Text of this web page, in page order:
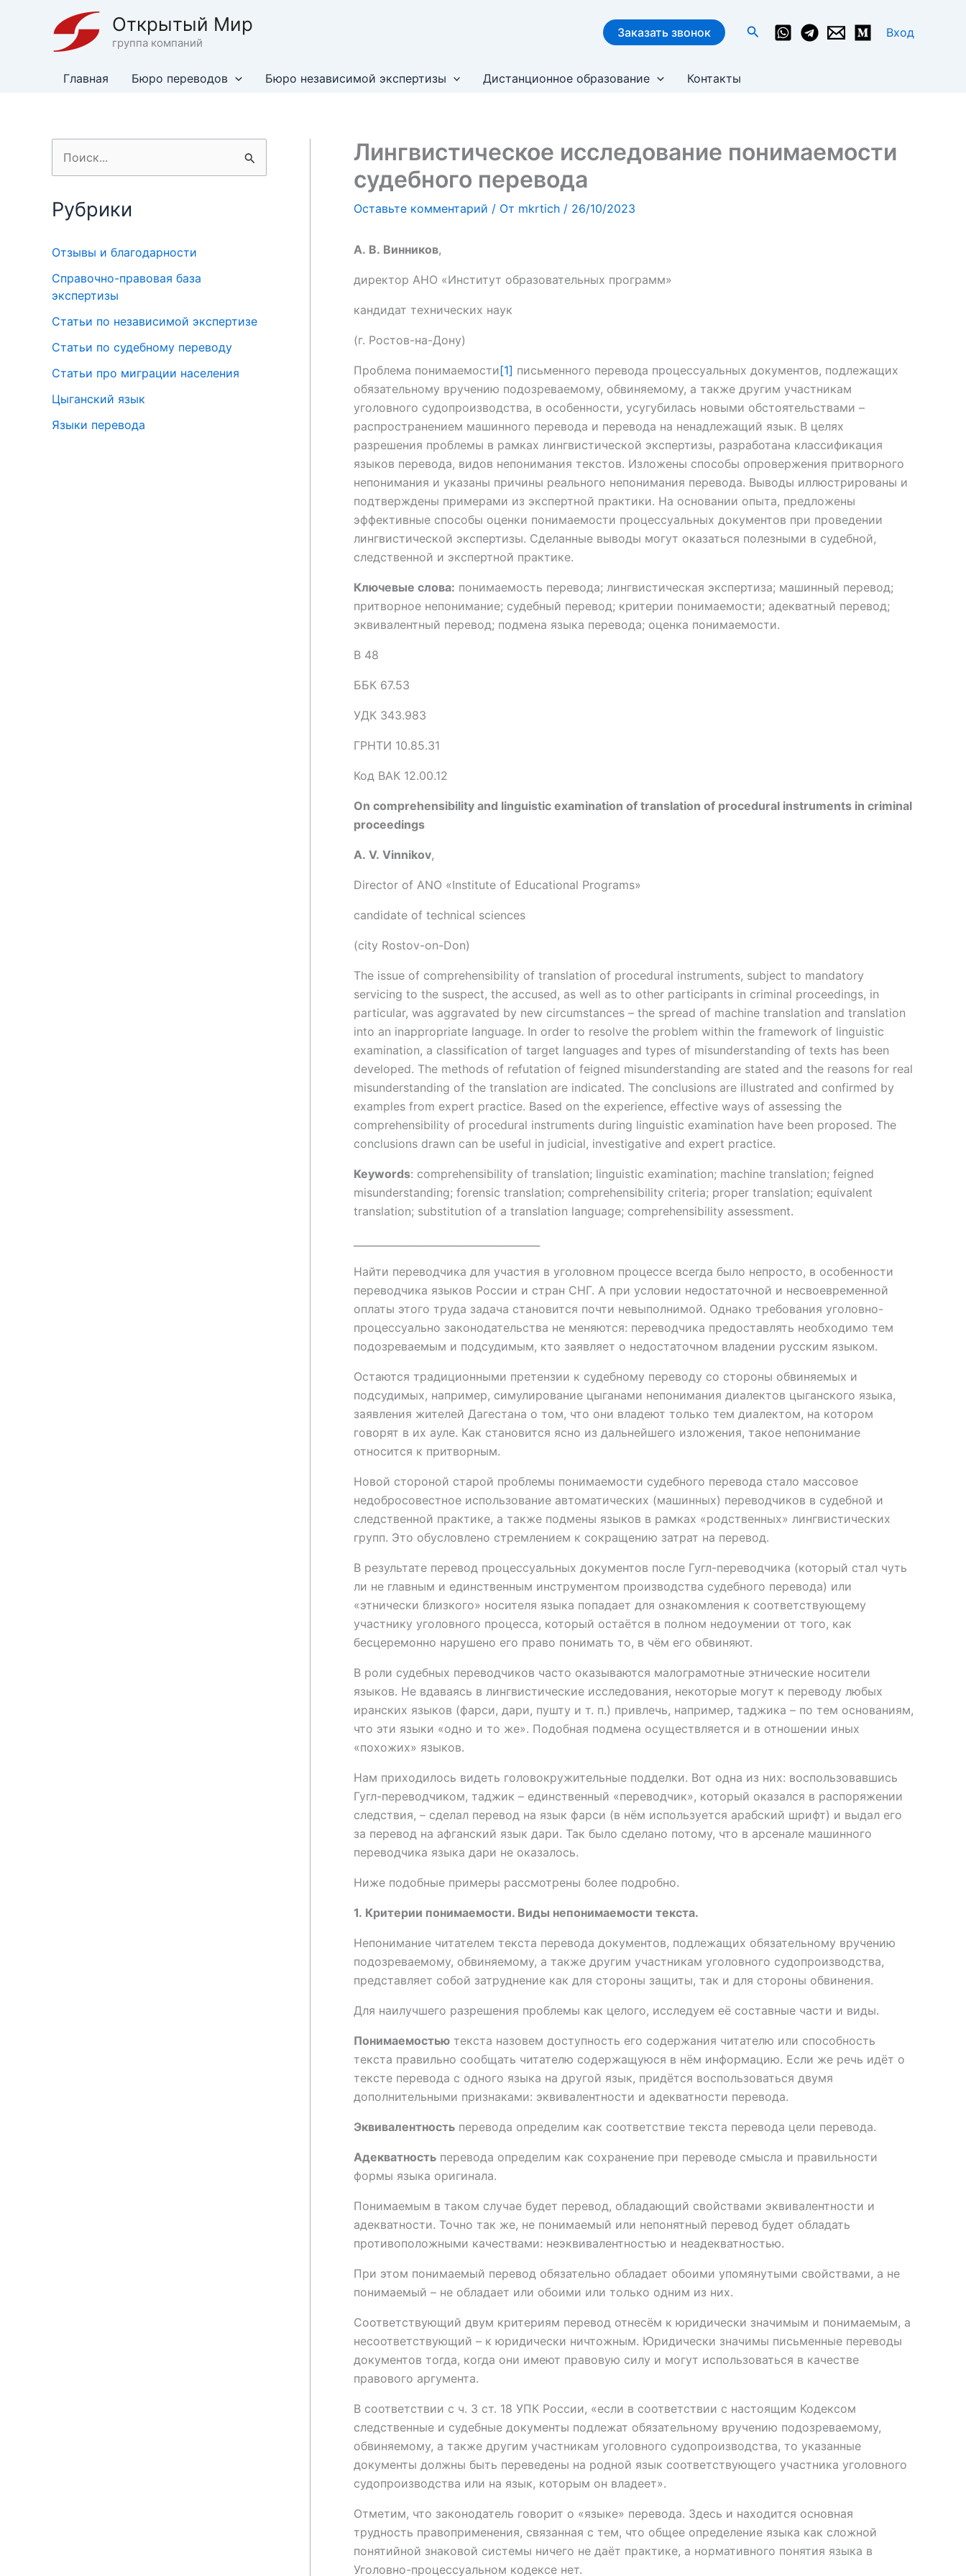
содержимому
Открытый Мир
группа компаний
Заказать звонок Поиск Вход
Главная Бюро переводов Бюро независимой экспертизы Дистанционное образование Контакты
о
сРубрики
Отзывы и благодарности
Справочно-правовая база
экспертизы
Статьи по независимой экспертизе
Статьи по судебному переводу
Статьи про миграции населения
Цыганский язык
Языки перевода
Лингвистическое исследование понимаемости
судебного перевода
Оставьте комментарий / От mkrtich / 26/10/2023
А. В. Винников,
директор АНО «Институт образовательных программ»
кандидат технических наук
(г. Ростов-на-Дону)
Проблема понимаемости[1] письменного перевода процессуальных документов, подлежащих
обязательному вручению подозреваемому, обвиняемому, а также другим участникам
уголовного судопроизводства, в особенности, усугубилась новыми обстоятельствами –
распространением машинного перевода и перевода на ненадлежащий язык. В целях
разрешения проблемы в рамках лингвистической экспертизы, разработана классификация
языков перевода, видов непонимания текстов. Изложены способы опровержения притворного
непонимания и указаны причины реального непонимания перевода. Выводы иллюстрированы и
подтверждены примерами из экспертной практики. На основании опыта, предложены
эффективные способы оценки понимаемости процессуальных документов при проведении
лингвистической экспертизы. Сделанные выводы могут оказаться полезными в судебной,
следственной и экспертной практике.
Ключевые слова: понимаемость перевода; лингвистическая экспертиза; машинный перевод;
притворное непонимание; судебный перевод; критерии понимаемости; адекватный перевод;
эквивалентный перевод; подмена языка перевода; оценка понимаемости.
В 48
ББК 67.53
УДК 343.983
ГРНТИ 10.85.31
Код ВАК 12.00.12
On comprehensibility and linguistic examination of translation of procedural instruments in criminal
proceedings
A. V. Vinnikov,
Director of ANO «Institute of Educational Programs»
candidate of technical sciences
(city Rostov-on-Don)
The issue of comprehensibility of translation of procedural instruments, subject to mandatory
servicing to the suspect, the accused, as well as to other participants in criminal proceedings, in
particular, was aggravated by new circumstances – the spread of machine translation and translation
into an inappropriate language. In order to resolve the problem within the framework of linguistic
examination, a classification of target languages and types of misunderstanding of texts has been
developed. The methods of refutation of feigned misunderstanding are stated and the reasons for real
misunderstanding of the translation are indicated. The conclusions are illustrated and confirmed by
examples from expert practice. Based on the experience, effective ways of assessing the
comprehensibility of procedural instruments during linguistic examination have been proposed. The
conclusions drawn can be useful in judicial, investigative and expert practice.
Keywords: comprehensibility of translation; linguistic examination; machine translation; feigned
misunderstanding; forensic translation; comprehensibility criteria; proper translation; equivalent
translation; substitution of a translation language; comprehensibility assessment.
Найти переводчика для участия в уголовном процессе всегда было непросто, в особенности
переводчика языков России и стран СНГ. А при условии недостаточной и несвоевременной
оплаты этого труда задача становится почти невыполнимой. Однако требования уголовно-
процессуально законодательства не меняются: переводчика предоставлять необходимо тем
подозреваемым и подсудимым, кто заявляет о недостаточном владении русским языком.
Остаются традиционными претензии к судебному переводу со стороны обвиняемых и
подсудимых, например, симулирование цыганами непонимания диалектов цыганского языка,
заявления жителей Дагестана о том, что они владеют только тем диалектом, на котором
говорят в их ауле. Как становится ясно из дальнейшего изложения, такое непонимание
относится к притворным.
Новой стороной старой проблемы понимаемости судебного перевода стало массовое
недобросовестное использование автоматических (машинных) переводчиков в судебной и
следственной практике, а также подмены языков в рамках «родственных» лингвистических
групп. Это обусловлено стремлением к сокращению затрат на перевод.
В результате перевод процессуальных документов после Гугл-переводчика (который стал чуть
ли не главным и единственным инструментом производства судебного перевода) или
«этнически близкого» носителя языка попадает для ознакомления к соответствующему
участнику уголовного процесса, который остаётся в полном недоумении от того, как
бесцеремонно нарушено его право понимать то, в чём его обвиняют.
В роли судебных переводчиков часто оказываются малограмотные этнические носители
языков. Не вдаваясь в лингвистические исследования, некоторые могут к переводу любых
иранских языков (фарси, дари, пушту и т. п.) привлечь, например, таджика – по тем основаниям,
что эти языки «одно и то же». Подобная подмена осуществляется и в отношении иных
«похожих» языков.
Нам приходилось видеть головокружительные подделки. Вот одна из них: воспользовавшись
Гугл-переводчиком, таджик – единственный «переводчик», который оказался в распоряжении
следствия, – сделал перевод на язык фарси (в нём используется арабский шрифт) и выдал его
за перевод на афганский язык дари. Так было сделано потому, что в арсенале машинного
переводчика языка дари не оказалось.
Ниже подобные примеры рассмотрены более подробно.
1. Критерии понимаемости. Виды непонимаемости текста.
Непонимание читателем текста перевода документов, подлежащих обязательному вручению
подозреваемому, обвиняемому, а также другим участникам уголовного судопроизводства,
представляет собой затруднение как для стороны защиты, так и для стороны обвинения.
Для наилучшего разрешения проблемы как целого, исследуем её составные части и виды.
Понимаемостью текста назовем доступность его содержания читателю или способность
текста правильно сообщать читателю содержащуюся в нём информацию. Если же речь идёт о
тексте перевода с одного языка на другой язык, придётся воспользоваться двумя
дополнительными признаками: эквивалентности и адекватности перевода.
Эквивалентность перевода определим как соответствие текста перевода цели перевода.
Адекватность перевода определим как сохранение при переводе смысла и правильности
формы языка оригинала.
Понимаемым в таком случае будет перевод, обладающий свойствами эквивалентности и
адекватности. Точно так же, не понимаемый или непонятный перевод будет обладать
противоположными качествами: неэквивалентностью и неадекватностью.
При этом понимаемый перевод обязательно обладает обоими упомянутыми свойствами, а не
понимаемый – не обладает или обоими или только одним из них.
Соответствующий двум критериям перевод отнесём к юридически значимым и понимаемым, а
несоответствующий – к юридически ничтожным. Юридически значимы письменные переводы
документов тогда, когда они имеют правовую силу и могут использоваться в качестве
правового аргумента.
В соответствии с ч. 3 ст. 18 УПК России, «если в соответствии с настоящим Кодексом
следственные и судебные документы подлежат обязательному вручению подозреваемому,
обвиняемому, а также другим участникам уголовного судопроизводства, то указанные
документы должны быть переведены на родной язык соответствующего участника уголовного
судопроизводства или на язык, которым он владеет».
Отметим, что законодатель говорит о «языке» перевода. Здесь и находится основная
трудность правоприменения, связанная с тем, что общее определение языка как сложной
понятийной знаковой системы ничего не даёт практике, а нормативного понятия языка в
Уголовно-процессуальном кодексе нет.